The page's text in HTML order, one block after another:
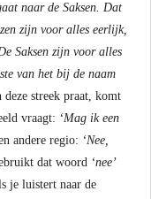
naar de Saksen. Dat
zijn voor alles eerlijk,
Saksen zijn voor alles
van het bij de naam
streek praat, komt
vraagt: ‘Mag ik een
andere regio: ‘Nee,
dat woord ‘nee’
je luistert naar de